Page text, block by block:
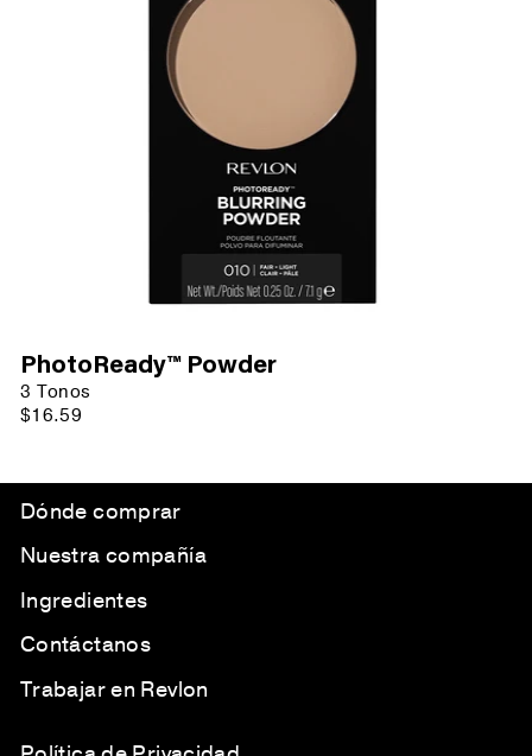
PhotoReady™ Powder
3 Tonos
$16.59
Dónde comprar
Nuestra compañía
Ingredientes
Contáctanos
Trabajar en Revlon